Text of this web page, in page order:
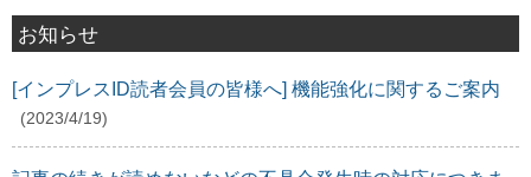
お知らせ
[インプレスID読者会員の皆様へ] 機能強化に関するご案内
(2023/4/19)